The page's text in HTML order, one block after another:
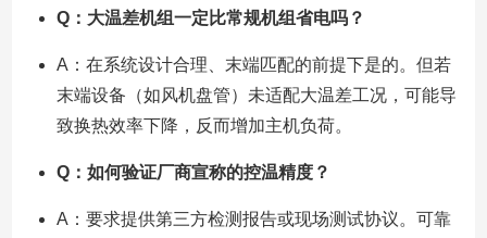
Q：大温差机组一定比常规机组省电吗？
A：在系统设计合理、末端匹配的前提下是的。但若
末端设备（如风机盘管）未适配大温差工况，可能导
致换热效率下降，反而增加主机负荷。
Q：如何验证厂商宣称的控温精度？
A：要求提供第三方检测报告或现场测试协议。可靠